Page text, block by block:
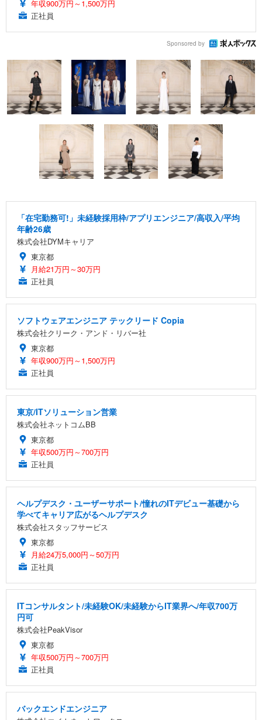
年収900万円～1,500万円
正社員
Sponsored by
「在宅勤務可!」未経験採用枠/アプリエンジニア/高収入/平均
年齢26歳
株式会社DYMキャリア
東京都
月給21万円～30万円
正社員
ソフトウェアエンジニア テックリード Copia
株式会社クリーク・アンド・リバー社
東京都
年収900万円～1,500万円
正社員
東京/ITソリューション営業
株式会社ネットコムBB
東京都
年収500万円～700万円
正社員
ヘルプデスク・ユーザーサポート/憧れのITデビュー基礎から
学べてキャリア広がるヘルプデスク
株式会社スタッフサービス
東京都
月給24万5,000円～50万円
正社員
ITコンサルタント/未経験OK/未経験からIT業界へ/年収700万
円可
株式会社PeakVisor
東京都
年収500万円～700万円
正社員
バックエンドエンジニア